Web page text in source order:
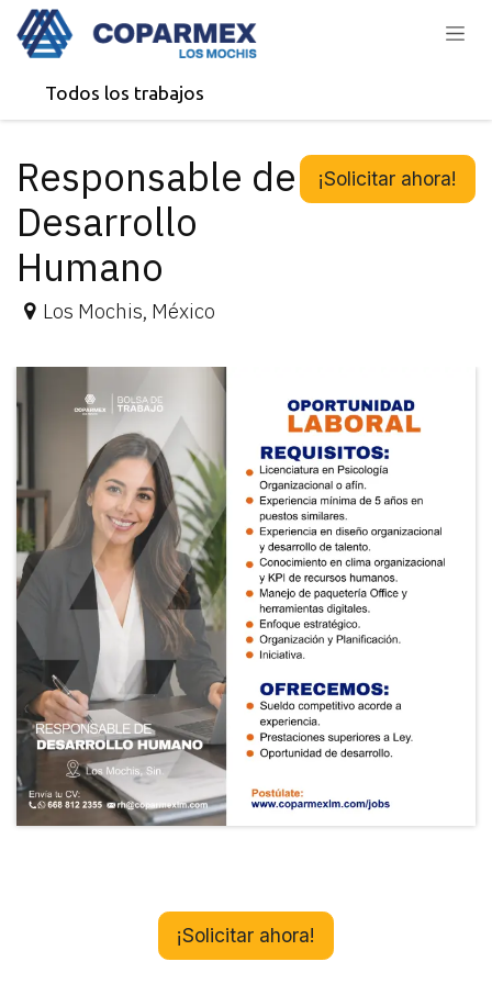
Ir al contenido
Todos los trabajos
¡Solicitar ahora!
Responsable de
Desarrollo
Humano
Los Mochis, México
¡Solicitar ahora!